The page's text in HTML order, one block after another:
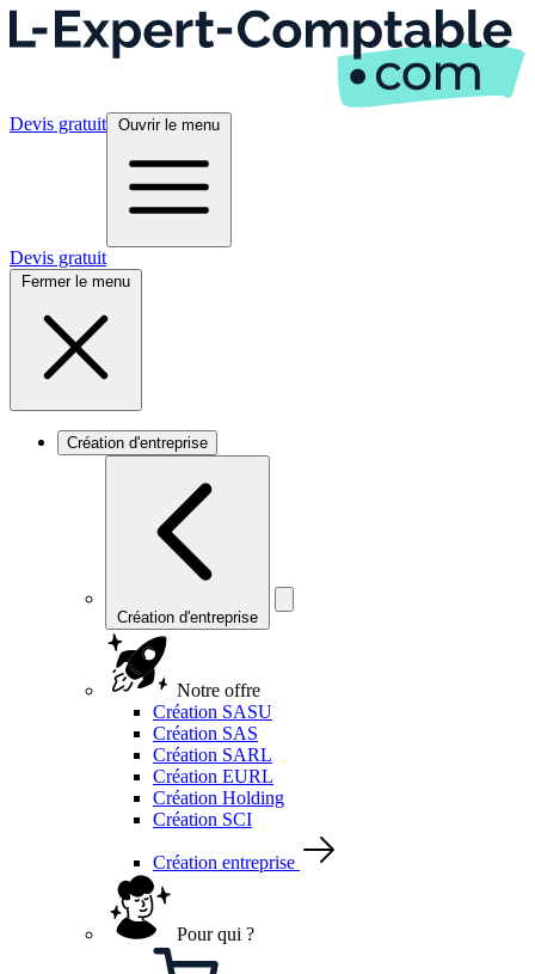
Devis gratuit Ouvrir le menu
Devis gratuit
Fermer le menu
Création d'entreprise
Création d'entreprise
Notre offre
Création SASU
Création SAS
Création SARL
Création EURL
Création Holding
Création SCI
Création entreprise
Pour qui ?